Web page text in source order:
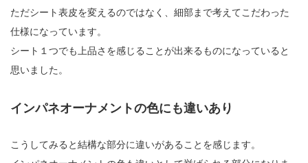
ただシート表皮を変えるのではなく、細部まで考えてこだわった
仕様になっています。
シート１つでも上品さを感じることが出来るものになっていると
思いました。
インパネオーナメントの色にも違いあり
こうしてみると結構な部分に違いがあることを感じます。